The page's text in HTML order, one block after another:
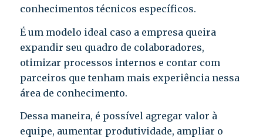
conhecimentos técnicos específicos.
É um modelo ideal caso a empresa queira
expandir seu quadro de colaboradores,
otimizar processos internos e contar com
parceiros que tenham mais experiência nessa
área de conhecimento.
Dessa maneira, é possível agregar valor à
equipe, aumentar produtividade, ampliar o